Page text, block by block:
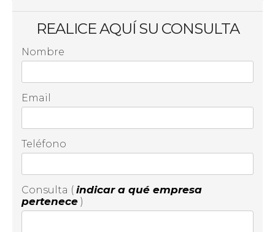
REALICE AQUÍ SU CONSULTA
Nombre
Email
Teléfono
Consulta ( indicar a qué empresa
pertenece )